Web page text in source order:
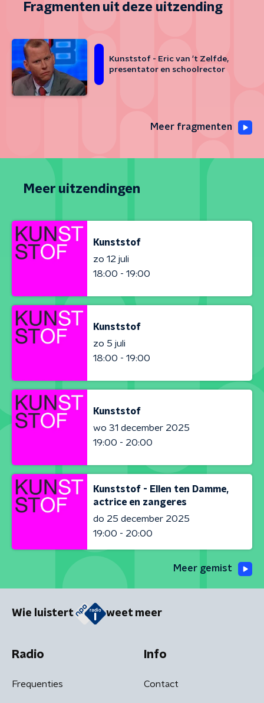
Fragmenten uit deze uitzending
Kunststof - Eric van 't Zelfde,
presentator en schoolrector
Meer fragmenten
Meer uitzendingen
Kunststof
zo 12 juli
18:00 - 19:00
Kunststof
zo 5 juli
18:00 - 19:00
Kunststof
wo 31 december 2025
19:00 - 20:00
Kunststof - Ellen ten Damme,
actrice en zangeres
do 25 december 2025
19:00 - 20:00
Meer gemist
Wie luistert weet meer
Radio
Frequenties
Info
Contact